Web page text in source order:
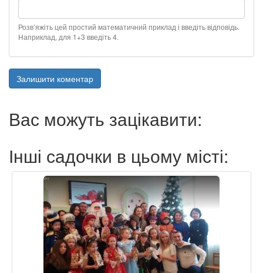
Розв’яжіть цей простий математичний приклад і введіть відповідь.
Наприклад, для 1+3 введіть 4.
Залишити коментар
Вас можуть зацікавити:
Інші садочки в цьому місті: